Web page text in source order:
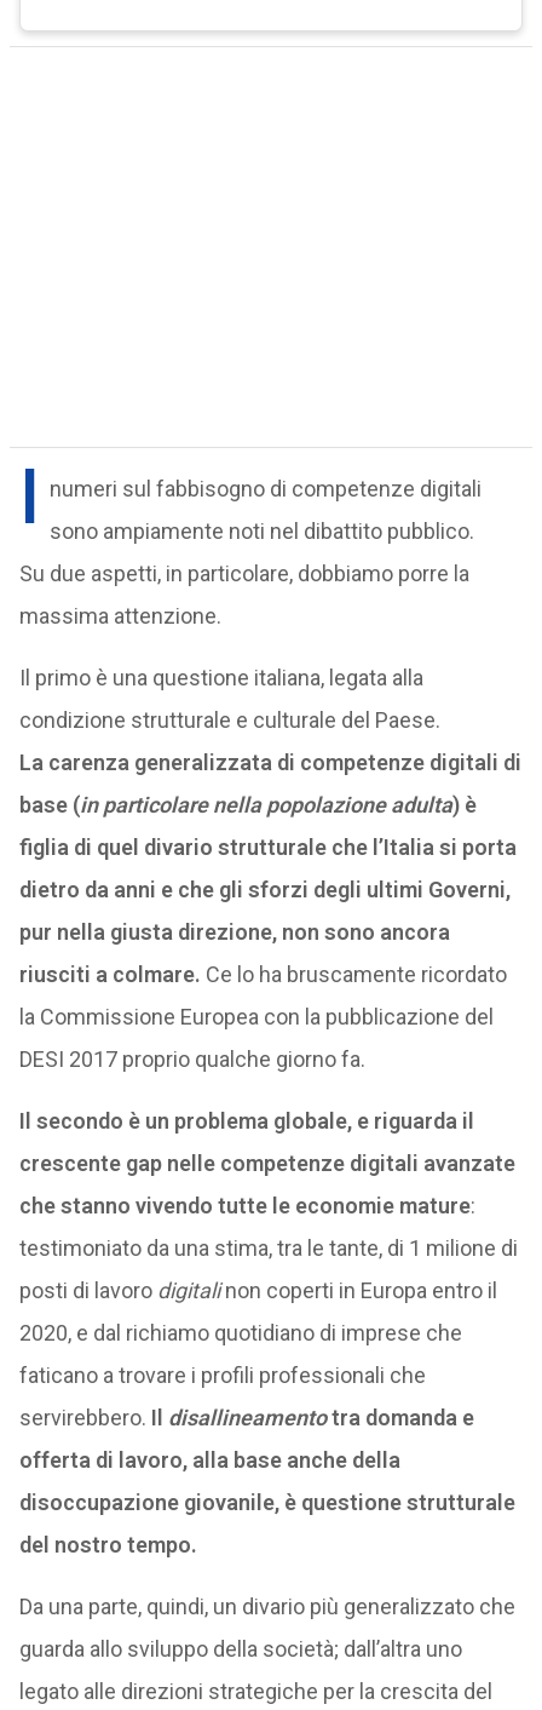
I
numeri sul fabbisogno di competenze digitali
sono ampiamente noti nel dibattito pubblico.
Su due aspetti, in particolare, dobbiamo porre la
massima attenzione.
Il primo è una questione italiana, legata alla
condizione strutturale e culturale del Paese.
La carenza generalizzata di competenze digitali di
base (in particolare nella popolazione adulta) è
figlia di quel divario strutturale che l’Italia si porta
dietro da anni e che gli sforzi degli ultimi Governi,
pur nella giusta direzione, non sono ancora
riusciti a colmare. Ce lo ha bruscamente ricordato
la Commissione Europea con la pubblicazione del
DESI 2017 proprio qualche giorno fa.
Il secondo è un problema globale, e riguarda il
crescente gap nelle competenze digitali avanzate
che stanno vivendo tutte le economie mature:
testimoniato da una stima, tra le tante, di 1 milione di
posti di lavoro digitalinon coperti in Europa entro il
2020, e dal richiamo quotidiano di imprese che
faticano a trovare i profili professionali che
servirebbero. Il disallineamentotra domanda e
offerta di lavoro, alla base anche della
disoccupazione giovanile, è questione strutturale
del nostro tempo.
Da una parte, quindi, un divario più generalizzato che
guarda allo sviluppo della società; dall’altra uno
legato alle direzioni strategiche per la crescita del